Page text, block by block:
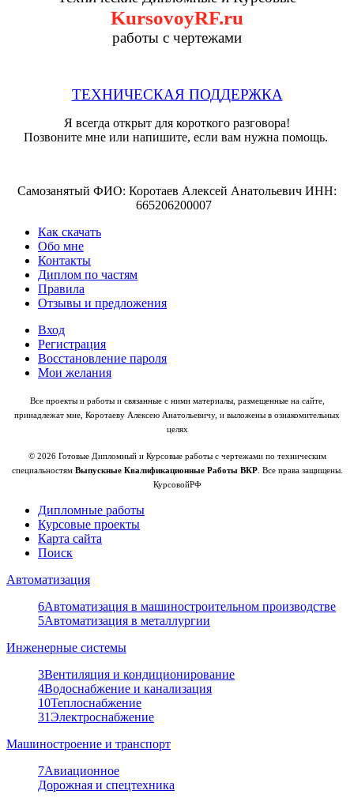
KursovoyRF.ru
работы с чертежами
ТЕХНИЧЕСКАЯ ПОДДЕРЖКА
Я всегда открыт для короткого разговора!
Позвоните мне или напишите, если вам нужна помощь.
Самозанятый ФИО: Коротаев Алексей Анатольевич ИНН:
665206200007
Как скачать
Обо мне
Контакты
Диплом по частям
Правила
Отзывы и предложения
Вход
Регистрация
Восстановление пароля
Мои желания
Все проекты и работы и связанные с ними материалы, размещенные на сайте,
принадлежат мне, Коротаеву Алексею Анатольевичу, и выложены в ознакомительных
целях
© 2026 Готовые Дипломный и Курсовые работы с чертежами по техническим
специальностям Выпускные Квалификационные Работы ВКР. Все права защищены.
КурсовойРФ
Дипломные работы
Курсовые проекты
Карта сайта
Поиск
Автоматизация
6Автоматизация в машиностроительном производстве
5Автоматизация в металлургии
Инженерные системы
3Вентиляция и кондиционирование
4Водоснабжение и канализация
10Теплоснабжение
31Электроснабжение
Машиностроение и транспорт
7Авиационное
Дорожная и спецтехника